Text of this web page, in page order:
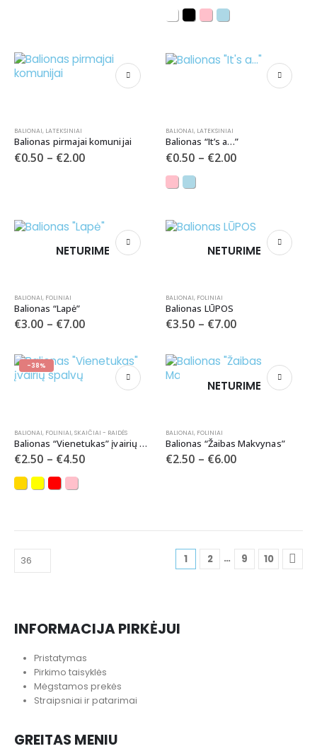
BALIONAI, LATEKSINIAI
Balionas pirmajai komunijai
€0.50 – €2.00
BALIONAI, LATEKSINIAI
Balionas “It’s a…”
€0.50 – €2.00
NETURIME
BALIONAI, FOLINIAI
Balionas “Lapė”
€3.00 – €7.00
NETURIME
BALIONAI, FOLINIAI
Balionas LŪPOS
€3.50 – €7.00
-38%
BALIONAI, FOLINIAI, SKAIČIAI - RAIDĖS
Balionas “Vienetukas” įvairių spalvų
€2.50 – €4.50
NETURIME
BALIONAI, FOLINIAI
Balionas “Žaibas Makvynas”
€2.50 – €6.00
1 2 … 9 10
INFORMACIJA PIRKĖJUI
Pristatymas
Pirkimo taisyklės
Mėgstamos prekės
Straipsniai ir patarimai
GREITAS MENIU